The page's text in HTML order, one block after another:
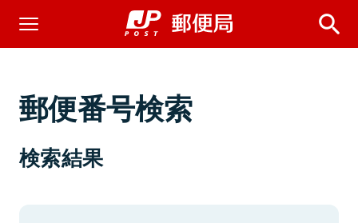
郵便番号検索
検索結果